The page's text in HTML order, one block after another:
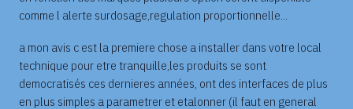
comme l alerte surdosage,regulation proportionnelle...
a mon avis c est la premiere chose a installer dans votre local
technique pour etre tranquille,les produits se sont
democratisés ces dernieres années, ont des interfaces de plus
en plus simples a parametrer et etalonner (il faut en general